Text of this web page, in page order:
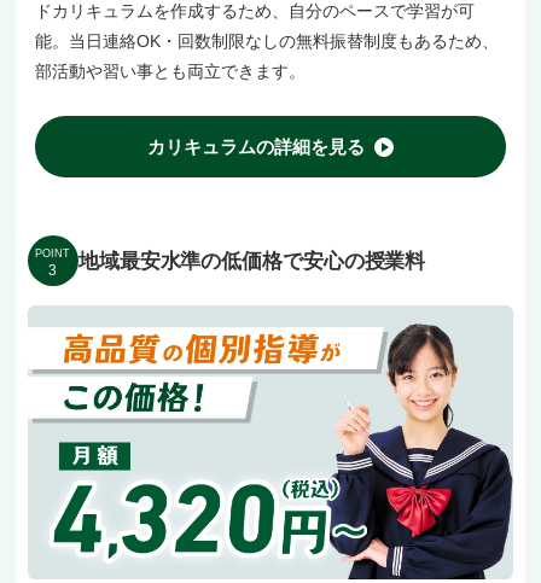
ドカリキュラムを作成するため、自分のペースで学習が可
能。当日連絡OK・回数制限なしの無料振替制度もあるため、
部活動や習い事とも両立できます。
カリキュラムの詳細を見る
POINT
3 地域最安水準の低価格で安心の授業料